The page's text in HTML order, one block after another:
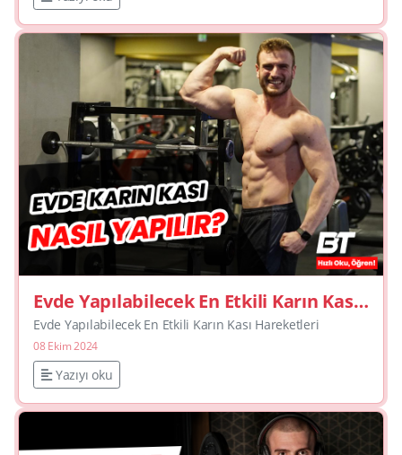
Evde Yapılabilecek En Etkili Karın Kası
Hareketleri
Evde Yapılabilecek En Etkili Karın Kası Hareketleri
08 Ekim 2024
Yazıyı oku